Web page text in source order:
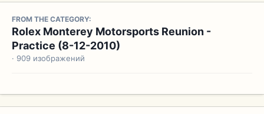
FROM THE CATEGORY:
Rolex Monterey Motorsports Reunion -
Practice (8-12-2010)
· 909 изображений